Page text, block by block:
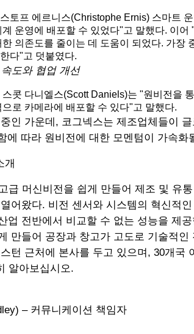
토프 에르니스(Christophe Ernis) 스마트
운영에 배포할 수 있었다"고 말했다. 이
의존도를 줄이는 데 도움이 되었다. 가
다"고 덧붙였다.
도와 협업 개선
콧 다니엘스(Scott Daniels)는 "원비전을
로 카메라에 배포할 수 있다"고 말했다.
인 가운데, 코그넥스는 제조업체들이
에 따라 원비전에 대한 모멘텀이 가속화
개
급 머신비전을 쉽게 만들어 제조 및 유
어왔다. 비전 센서와 시스템의 혁신적
업 전반에서 비교할 수 없는 성능을 제
만들어 공장과 창고가 고도로 기술적
턴 근처에 본사를 두고 있으며, 30개
알아보십시오.
– 커뮤니케이션 책임자